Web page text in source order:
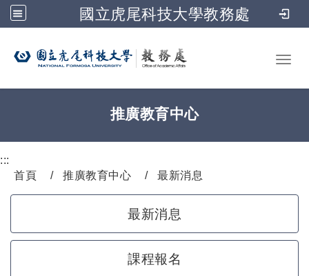
國立虎尾科技大學教務處
跳到主要內容
推廣教育中心
:::
首頁
推廣教育中心 最新消息
最新消息
課程報名